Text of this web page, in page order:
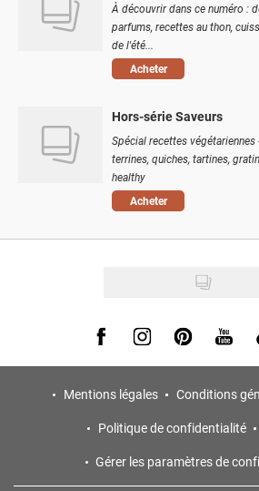
À découvrir dans ce numéro :
parfums, recettes au thon,
de l'été...
Acheter
Hors-série Saveurs
Spécial recettes
terrines, quiches, tartines,
healthy
Acheter
Visit us on Facebook
Visit us on Instagram
Visit us onVisit us
Mentions légales
Conditions
Politique de confidentialité
Gérer les paramètres de